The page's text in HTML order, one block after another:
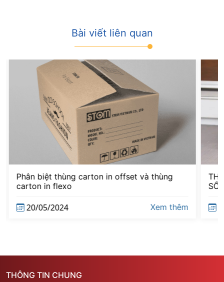
Bài viết liên quan
THÙNG CARTON GIÚP GIA TĂNG DOANH
SỐ
20/05/2024 Xem thêm
Nơi
THÔNG TIN CHUNG